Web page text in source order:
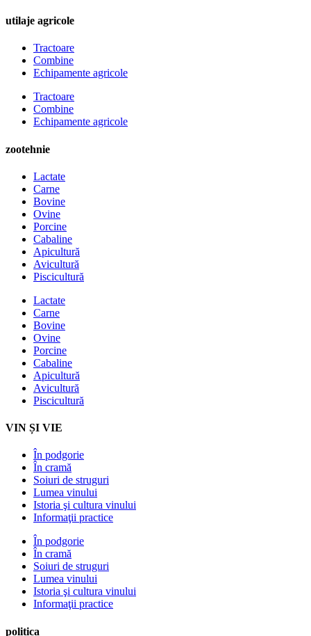
utilaje agricole
Tractoare
Combine
Echipamente agricole
Tractoare
Combine
Echipamente agricole
zootehnie
Lactate
Carne
Bovine
Ovine
Porcine
Cabaline
Apicultură
Avicultură
Piscicultură
Lactate
Carne
Bovine
Ovine
Porcine
Cabaline
Apicultură
Avicultură
Piscicultură
VIN ȘI VIE
În podgorie
În cramă
Soiuri de struguri
Lumea vinului
Istoria şi cultura vinului
Informaţii practice
În podgorie
În cramă
Soiuri de struguri
Lumea vinului
Istoria şi cultura vinului
Informaţii practice
politica